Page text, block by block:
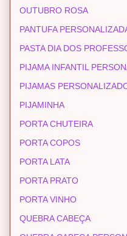
OUTUBRO ROSA
PANTUFA
PASTA DIA DOS
PIJAMA INFANTIL
PIJAMAS
PIJAMINHA
PORTA CHUTEIRA
PORTA COPOS
PORTA LATA
PORTA PRATO
PORTA VINHO
QUEBRA CABEÇA